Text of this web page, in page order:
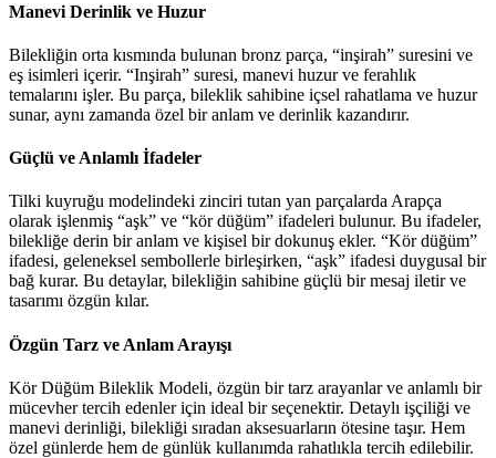
Manevi Derinlik ve Huzur
Bilekliğin orta kısmında bulunan bronz parça, “inşirah” suresini ve
eş isimleri içerir. “Inşirah” suresi, manevi huzur ve ferahlık
temalarını işler. Bu parça, bileklik sahibine içsel rahatlama ve huzur
sunar, aynı zamanda özel bir anlam ve derinlik kazandırır.
Güçlü ve Anlamlı İfadeler
Tilki kuyruğu modelindeki zinciri tutan yan parçalarda Arapça
olarak işlenmiş “aşk” ve “kör düğüm” ifadeleri bulunur. Bu ifadeler,
bilekliğe derin bir anlam ve kişisel bir dokunuş ekler. “Kör düğüm”
ifadesi, geleneksel sembollerle birleşirken, “aşk” ifadesi duygusal bir
bağ kurar. Bu detaylar, bilekliğin sahibine güçlü bir mesaj iletir ve
tasarımı özgün kılar.
Özgün Tarz ve Anlam Arayışı
Kör Düğüm Bileklik Modeli, özgün bir tarz arayanlar ve anlamlı bir
mücevher tercih edenler için ideal bir seçenektir. Detaylı işçiliği ve
manevi derinliği, bilekliği sıradan aksesuarların ötesine taşır. Hem
özel günlerde hem de günlük kullanımda rahatlıkla tercih edilebilir.